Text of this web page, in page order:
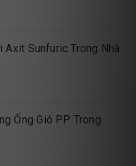
Axit Sunfuric Trong Nhà
Ống Gió PP Trong